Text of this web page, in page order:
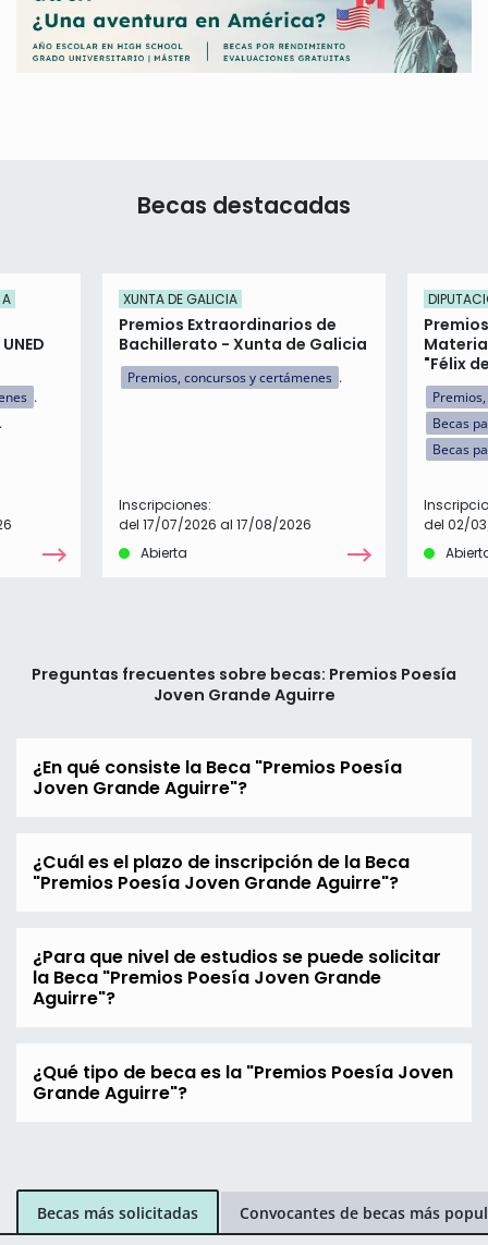
Becas destacadas
XUNTA DE GALICIA
Premios Extraordinarios de
Bachillerato - Xunta de Galicia
Premios, concursos y certámenes
Inscripciones:
del 17/07/2026 al 17/08/2026
Abierta
"Félix
Becas
Becas
del 02/
Preguntas frecuentes sobre becas: Premios Poesía
Joven Grande Aguirre
¿En qué consiste la Beca "Premios Poesía
Joven Grande Aguirre"?
¿Cuál es el plazo de inscripción de la Beca
"Premios Poesía Joven Grande Aguirre"?
¿Para que nivel de estudios se puede solicitar
la Beca "Premios Poesía Joven Grande
Aguirre"?
¿Qué tipo de beca es la "Premios Poesía Joven
Grande Aguirre"?
Becas más solicitadas Convocantes de becas más